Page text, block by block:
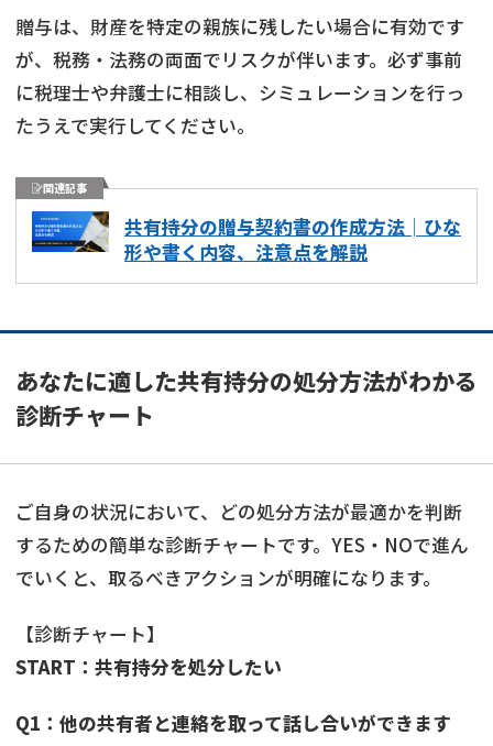
贈与は、財産を特定の親族に残したい場合に有効です
が、税務・法務の両面でリスクが伴います。必ず事前
に税理士や弁護士に相談し、シミュレーションを行っ
たうえで実行してください。
関連記事
共有持分の贈与契約書の作成方法│ひな
形や書く内容、注意点を解説
あなたに適した共有持分の処分方法がわかる
診断チャート
ご自身の状況において、どの処分方法が最適かを判断
するための簡単な診断チャートです。YES・NOで進ん
でいくと、取るべきアクションが明確になります。
【診断チャート】
START：共有持分を処分したい
Q1：他の共有者と連絡を取って話し合いができます